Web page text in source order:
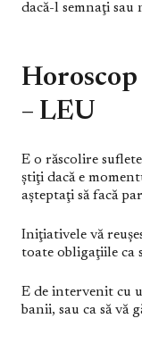
dacă-l semnaţi sau
– LEU
E o răscolire
ştiţi dacă e
aşteptaţi să facă
Iniţiativele vă
toate obligaţiile ca
E de intervenit cu
banii, sau ca să vă